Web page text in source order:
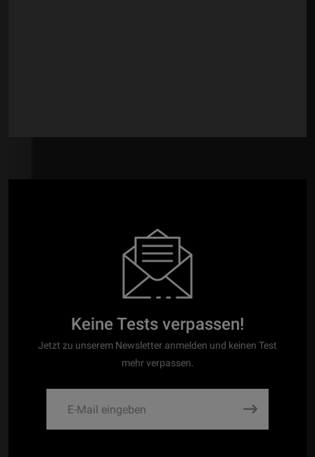
Keine Tests verpassen!
Jetzt zu unserem Newsletter anmelden und keinen Test
mehr verpassen.